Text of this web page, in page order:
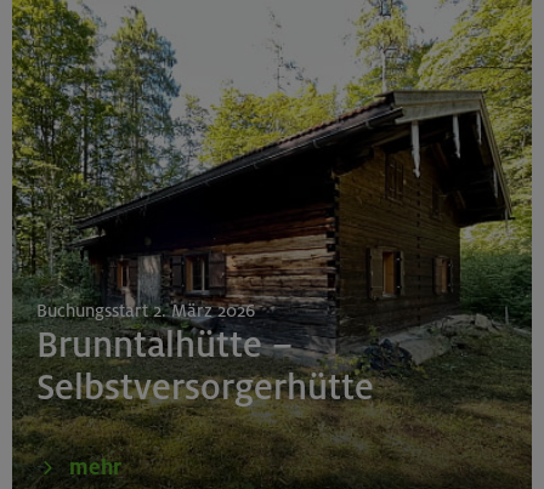
Buchungsstart 2. März 2026
Brunntalhütte –
Selbstversorgerhütte
mehr